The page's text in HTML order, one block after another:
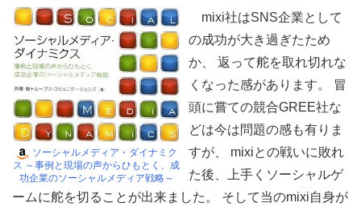
ソーシャルメディア・ダイナミク
ス ～事例と現場の声からひもとく、成
功企業のソーシャルメディア戦略～
mixi社はSNS企業として
の成功が大き過ぎたため
か、 返って舵を取れ切れな
くなった感があります。 冒
頭に嘗ての競合GREE社な
どは今は問題の感も有りま
すが、 mixiとの戦いに敗れ
た後、上手くソーシャルゲ
ームに舵を切ることが出来ました。 そして当のmixi自身が